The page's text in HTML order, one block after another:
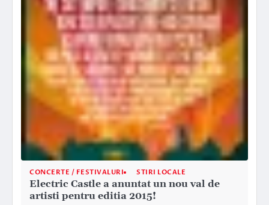
CONCERTE / FESTIVALURI STIRI LOCALE
Electric Castle a anuntat un nou val de
artisti pentru editia 2015!